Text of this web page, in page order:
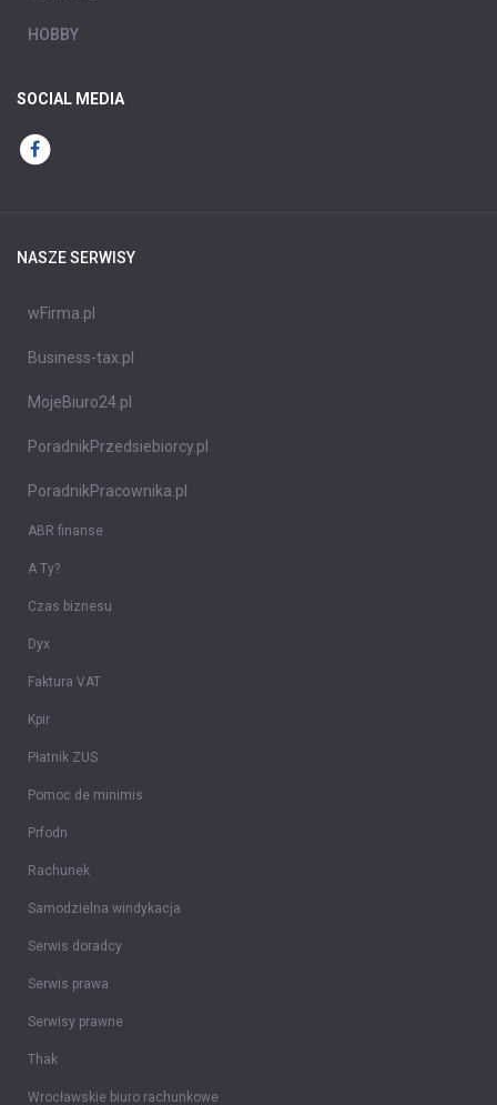
HOBBY
SOCIAL MEDIA
NASZE SERWISY
wFirma.pl
Business-tax.pl
MojeBiuro24.pl
PoradnikPrzedsiebiorcy.pl
PoradnikPracownika.pl
ABR finanse
A Ty?
Czas biznesu
Dyx
Faktura VAT
Kpir
Płatnik ZUS
Pomoc de minimis
Prfodn
Rachunek
Samodzielna windykacja
Serwis doradcy
Serwis prawa
Serwisy prawne
Thak
Wrocławskie biuro rachunkowe